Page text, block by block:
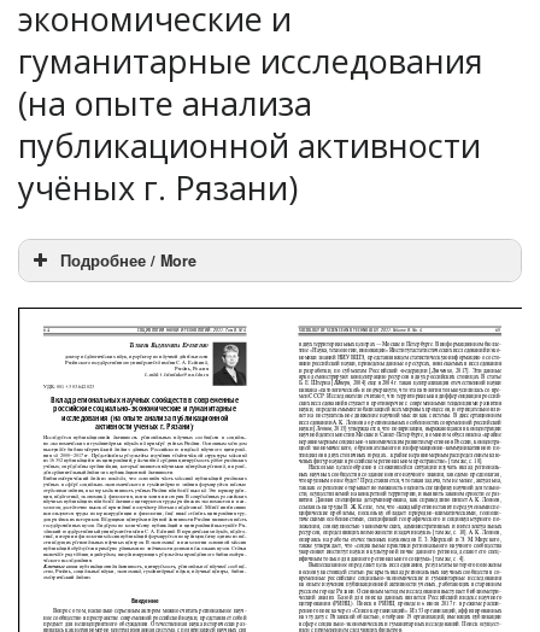
экономические и
гуманитарные исследования
(на опыте анализа
публикационной активности
учёных г. Рязани)
Подробнее / More